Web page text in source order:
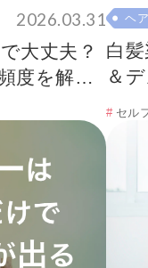
2026.03.31
大丈夫？
度を解
ヘ
白
＆
徹
セル